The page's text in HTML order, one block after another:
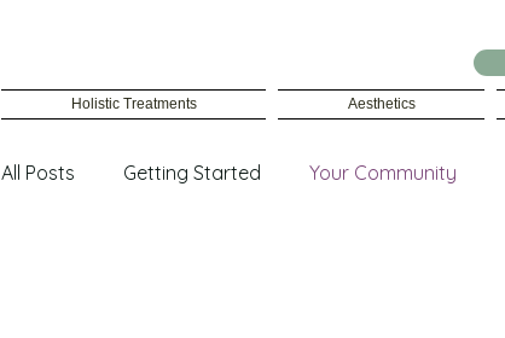
Holistic Treatments Aesthetics
All Posts Getting Started Your Community